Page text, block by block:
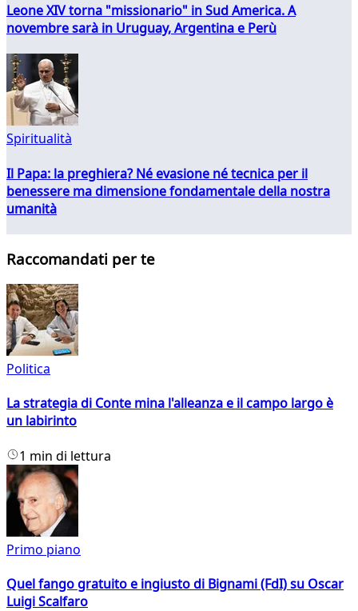
Leone XIV torna "missionario" in Sud America. A
novembre sarà in Uruguay, Argentina e Perù
Spiritualità
Il Papa: la preghiera? Né evasione né tecnica per il
benessere ma dimensione fondamentale della nostra
umanità
Raccomandati per te
Politica
La strategia di Conte mina l'alleanza e il campo largo è
un labirinto
1 min di lettura
Primo piano
Quel fango gratuito e ingiusto di Bignami (FdI) su Oscar
Luigi Scalfaro